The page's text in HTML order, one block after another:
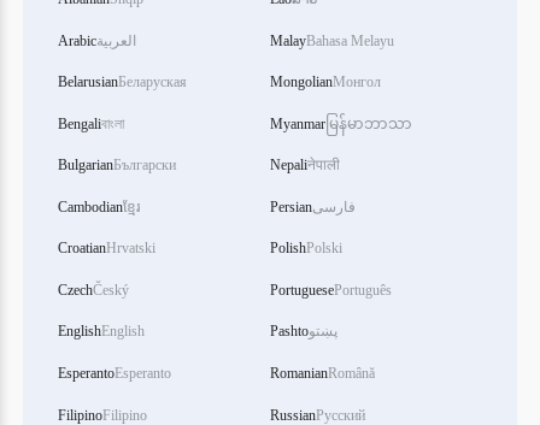
Arabicالعربية
BelarusianБеларуская
Bengaliবাংলা
BulgarianБългарски
Cambodianខ្មែរ
CroatianHrvatski
CzechČeský
EnglishEnglish
EsperantoEsperanto
FilipinoFilipino
MalayBahasa Melayu
MongolianМонгол
Myanmar မြန်မာဘာသာ
Nepaliनेपाली
Persianفارسی
PolishPolski
PortuguesePortuguês
Pashtoپښتو
RomanianRomână
RussianРусский